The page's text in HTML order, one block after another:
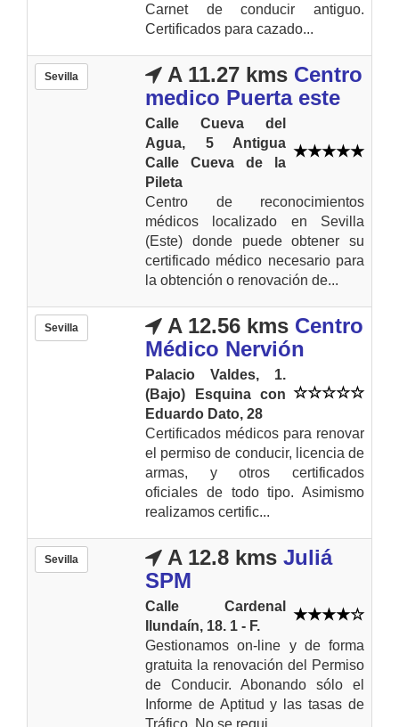
Carnet de conducir antiguo.
Certificados para cazado...
Sevilla A 11.27 kms Centro
medico Puerta este
Calle Cueva del
Agua, 5 Antigua
Calle Cueva de la
Pileta
Centro de reconocimientos
médicos localizado en Sevilla
(Este) donde puede obtener su
certificado médico necesario para
la obtención o renovación de...
Sevilla A 12.56 kms Centro
Médico Nervión
Palacio Valdes, 1.
(Bajo) Esquina con
Eduardo Dato, 28
Certificados médicos para renovar
el permiso de conducir, licencia de
armas, y otros certificados
oficiales de todo tipo. Asimismo
realizamos certific...
Sevilla A 12.8 kms Juliá
SPM
Calle Cardenal
Ilundaín, 18. 1 - F.
Gestionamos on-line y de forma
gratuita la renovación del Permiso
de Conducir. Abonando sólo el
Informe de Aptitud y las tasas de
Tráfico. No se requi...